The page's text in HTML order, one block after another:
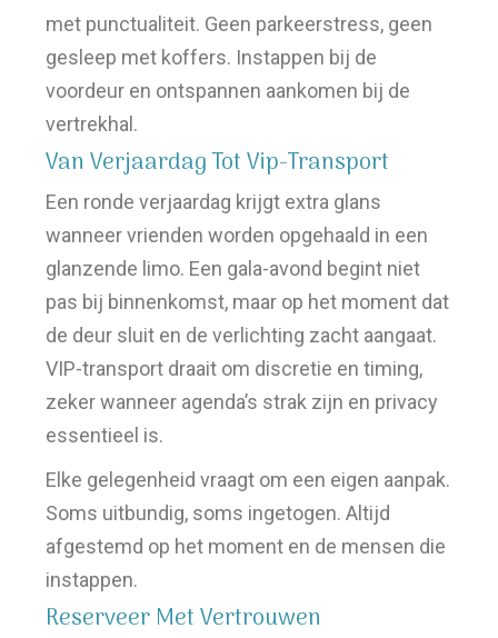
met punctualiteit. Geen parkeerstress, geen
gesleep met koffers. Instappen bij de
voordeur en ontspannen aankomen bij de
vertrekhal.
Van Verjaardag Tot Vip-Transport
Een ronde verjaardag krijgt extra glans
wanneer vrienden worden opgehaald in een
glanzende limo. Een gala-avond begint niet
pas bij binnenkomst, maar op het moment dat
de deur sluit en de verlichting zacht aangaat.
VIP-transport draait om discretie en timing,
zeker wanneer agenda’s strak zijn en privacy
essentieel is.
Elke gelegenheid vraagt om een eigen aanpak.
Soms uitbundig, soms ingetogen. Altijd
afgestemd op het moment en de mensen die
instappen.
Reserveer Met Vertrouwen